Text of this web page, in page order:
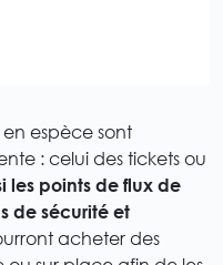
espèce sont
: celui des tickets ou
les points de flux de
de sécurité et
acheter des